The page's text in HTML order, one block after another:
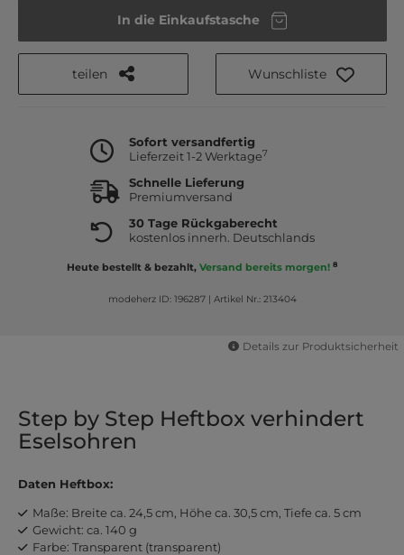
In die Einkaufstasche
teilen Wunschliste
Sofort versandfertig
Lieferzeit 1-2 Werktage7
Schnelle Lieferung
Premiumversand
30 Tage Rückgaberecht
kostenlos innerh. Deutschlands
Heute bestellt & bezahlt, Versand bereits morgen! 8
modeherz ID: 196287| Artikel Nr.: 213404
Details zur Produktsicherheit
Step by Step Heftbox verhindert
Eselsohren
Daten Heftbox:
Maße: Breite ca. 24,5 cm, Höhe ca. 30,5 cm, Tiefe ca. 5 cm
Gewicht: ca. 140 g
Farbe: Transparent (transparent)